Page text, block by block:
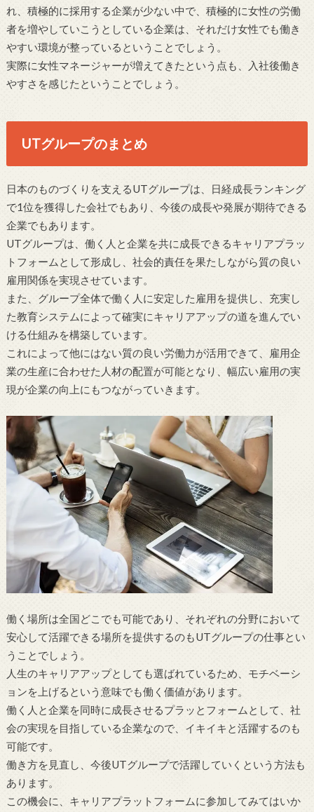
れ、積極的に採用する企業が少ない中で、積極的に女性の労働
者を増やしていこうとしている企業は、それだけ女性でも働き
やすい環境が整っているということでしょう。
実際に女性マネージャーが増えてきたという点も、入社後働き
やすさを感じたということでしょう。
UTグループのまとめ
日本のものづくりを支えるUTグループは、日経成長ランキング
で1位を獲得した会社でもあり、今後の成長や発展が期待できる
企業でもあります。
UTグループは、働く人と企業を共に成長できるキャリアプラッ
トフォームとして形成し、社会的責任を果たしながら質の良い
雇用関係を実現させています。
また、グループ全体で働く人に安定した雇用を提供し、充実し
た教育システムによって確実にキャリアアップの道を進んでい
ける仕組みを構築しています。
これによって他にはない質の良い労働力が活用できて、雇用企
業の生産に合わせた人材の配置が可能となり、幅広い雇用の実
現が企業の向上にもつながっていきます。
働く場所は全国どこでも可能であり、それぞれの分野において
安心して活躍できる場所を提供するのもUTグループの仕事とい
うことでしょう。
人生のキャリアアップとしても選ばれているため、モチベーシ
ョンを上げるという意味でも働く価値があります。
働く人と企業を同時に成長させるプラッとフォームとして、社
会の実現を目指している企業なので、イキイキと活躍するのも
可能です。
働き方を見直し、今後UTグループで活躍していくという方法も
あります。
この機会に、キャリアプラットフォームに参加してみてはいか